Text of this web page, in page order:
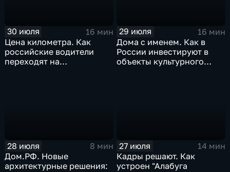
30 июля
16 мин
Цена километра. Как
российские водители
переходят на
29 июля
16 мин
Дома с именем. Как в
России инвестируют в
объекты культурного
28 июля
8 мин
Дом.РФ. Новые
архитектурные решения:
27 июля
14 мин
Кадры решают. Как
устроен "Алабуга